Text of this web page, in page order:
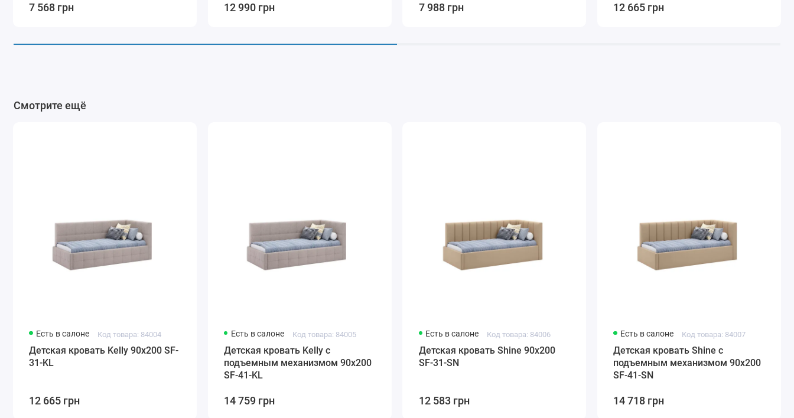
7 568 грн 12 990 грн 7 988 грн 12 665 грн
Смотрите ещё
Есть в салоне Код товара: 84004
Детская кровать Kelly 90x200 SF-
31-KL
12 665 грн
Есть в салоне Код товара: 84005
Детская кровать Kelly с
подъемным механизмом 90x200
SF-41-KL
14 759 грн
Есть в салоне Код товара: 84006
Детская кровать Shine 90x200
SF-31-SN
12 583 грн
Есть в салоне Код товара: 84007
Детская кровать Shine с
подъемным механизмом 90x200
SF-41-SN
14 718 грн